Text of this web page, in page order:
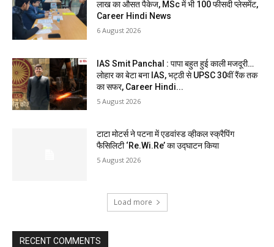
लाख का औसत पैकेज, MSc में भी 100 फीसदी प्लेसमेंट,
Career Hindi News
6 August 2026
IAS Smit Panchal : पापा बहुत हुई काली मजदूरी…
लोहार का बेटा बना IAS, भट्ठी से UPSC 30वीं रैंक तक
का सफर, Career Hindi...
5 August 2026
टाटा मोटर्स ने पटना में एडवांस्ड व्हीकल स्क्रैपिंग
फैसिलिटी ‘Re.Wi.Re’ का उद्घाटन किया
5 August 2026
Load more
RECENT COMMENTS